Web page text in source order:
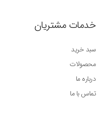
خدمات مشتریان
سبد خرید
محصولات
درباره ما
تماس با ما